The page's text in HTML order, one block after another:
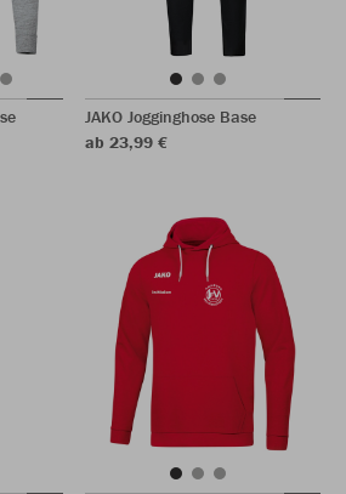
JAKO Jogginghose Base
ab 23,99 €